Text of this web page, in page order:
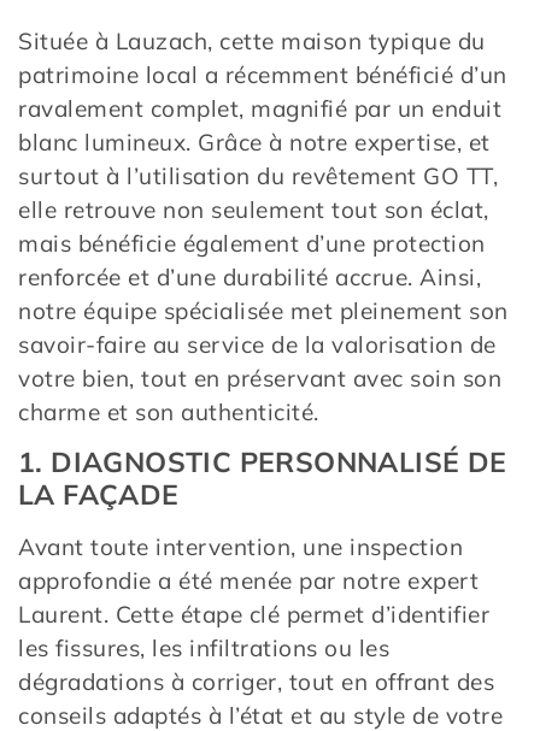
Située à Lauzach, cette maison typique du
patrimoine local a récemment bénéficié d’un
ravalement complet, magnifié par un enduit
blanc lumineux. Grâce à notre expertise, et
surtout à l’utilisation du revêtement GO TT,
elle retrouve non seulement tout son éclat,
mais bénéficie également d’une protection
renforcée et d’une durabilité accrue. Ainsi,
notre équipe spécialisée met pleinement son
savoir-faire au service de la valorisation de
votre bien, tout en préservant avec soin son
charme et son authenticité.
1. DIAGNOSTIC PERSONNALISÉ DE
LA FAÇADE
Avant toute intervention, une inspection
approfondie a été menée par notre expert
Laurent. Cette étape clé permet d’identifier
les fissures, les infiltrations ou les
dégradations à corriger, tout en offrant des
conseils adaptés à l’état et au style de votre